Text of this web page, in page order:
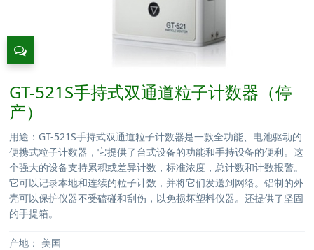
GT-521S手持式双通道粒子计数器（停
产）
用途：GT-521S手持式双通道粒子计数器是一款全功能、电池驱动的
便携式粒子计数器，它提供了台式设备的功能和手持设备的便利。这
个强大的设备支持累积或差异计数，标准浓度，总计数和计数报警。
它可以记录本地和连续的粒子计数，并将它们发送到网络。铝制的外
壳可以保护仪器不受磕碰和刮伤，以免损坏塑料仪器。还提供了坚固
的手提箱。
产地： 美国